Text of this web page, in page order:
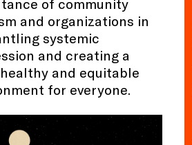
and organizations in
systemic
and creating a
and equitable
for everyone.